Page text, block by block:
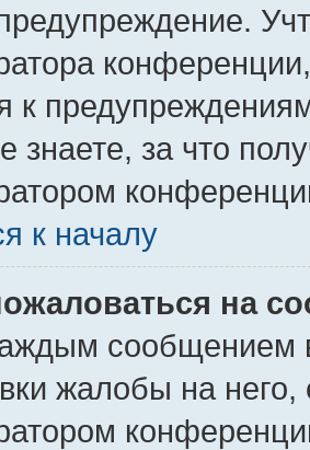
к
знаете, за что
к началу
на
сообщением
жалобы на